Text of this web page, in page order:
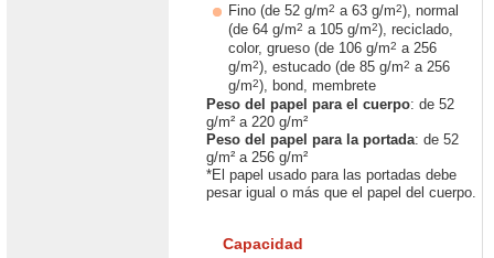
Fino (de 52 g/m2 a 63 g/m2), normal
(de 64 g/m2 a 105 g/m2), reciclado,
color, grueso (de 106 g/m2 a 256
g/m2), estucado (de 85 g/m2 a 256
g/m2), bond, membrete
Peso del papel para el cuerpo: de 52
g/m² a 220 g/m²
Peso del papel para la portada: de 52
g/m² a 256 g/m²
*El papel usado para las portadas debe
pesar igual o más que el papel del cuerpo.
Capacidad